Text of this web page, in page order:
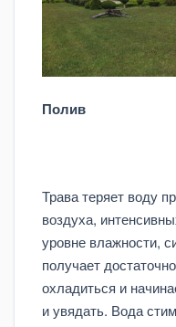
Полив
Трава теряет воду
воздуха,
уровне влажности,
получает
охладиться и
и увядать. Вода